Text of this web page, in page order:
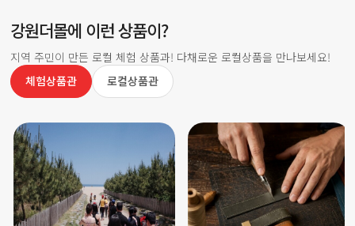
강원더몰에 이런 상품이?
지역 주민이 만든 로컬 체험 상품과! 다채로운 로컬상품을 만나보세요!
체험상품관
로컬상품관